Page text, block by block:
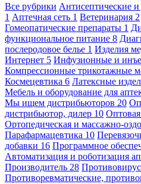
Все рубрики Антисептические
1 Аптечная сеть 1 Ветеринария 2
Гомеопатические препараты 1
функциональное питание 8
послеродовое белье 1 Изделия
Интернет 5 Инфузионные и
Компрессионные трикотажные
Космецевтика 6 Латексные
Мебель и оборудование для
Мы ищем дистрибьюторов 20
дистрибьютор, дилер 10
Ортопедическая и массажно-
Парафармацевтика 10
добавки 16 Программное
Автоматизация и роботизация
Производитель 28
Противоревматические,